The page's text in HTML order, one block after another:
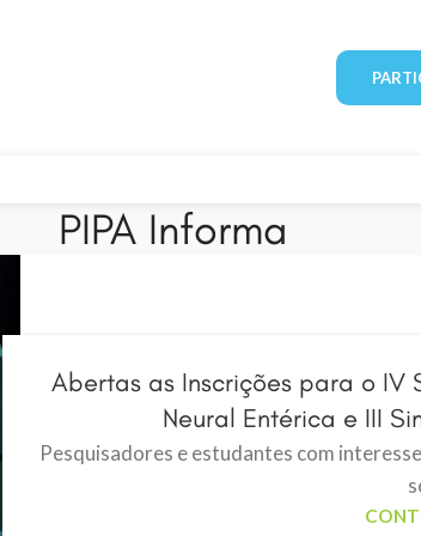
PIPA Informa
Abertas as Inscrições para o
Neural Entérica e III
Pesquisadores e estudantes com